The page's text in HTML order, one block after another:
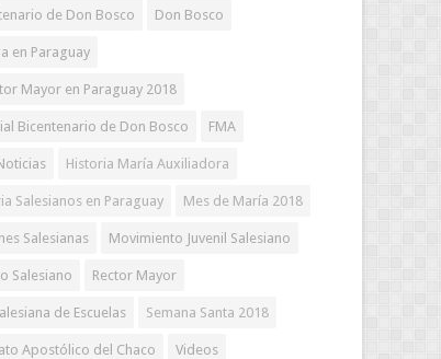
de Don Bosco Don Bosco
en Paraguay
Mayor en Paraguay 2018
Bicentenario de Don Bosco FMA
Historia María Auxiliadora
Salesianos en Paraguay Mes de María 2018
Salesianas Movimiento Juvenil Salesiano
Salesiano Rector Mayor
de Escuelas Semana Santa 2018
Apostólico del Chaco Videos